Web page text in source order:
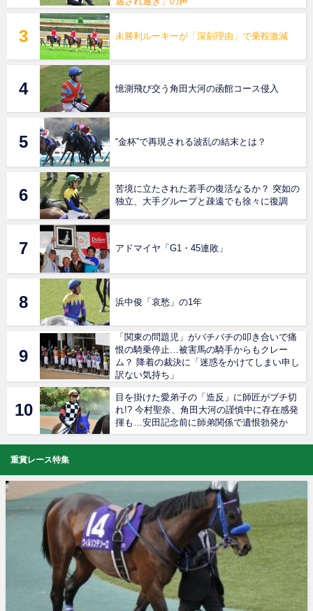
未勝利ルーキーが「深刻理由」で乗鞍激減
憶測飛び交う角田大河の函館コース侵入
“金杯”で再現される波乱の結末とは？
苦境に立たされた若手の復活なるか？ 突如の
独立、大手グループと疎遠でも徐々に復調
アドマイヤ「G1・45連敗」
浜中俊「哀愁」の1年
「関東の問題児」がバチバチの叩き合いで痛
恨の騎乗停止…被害馬の騎手からもクレー
ム？ 降着の裁決に「迷惑をかけてしまい申し
訳ない気持ち」
目を掛けた愛弟子の「造反」に師匠がブチ切
れ!? 今村聖奈、角田大河の謹慎中に存在感発
揮も…安田記念前に師弟関係で遺恨勃発か
重賞レース特集